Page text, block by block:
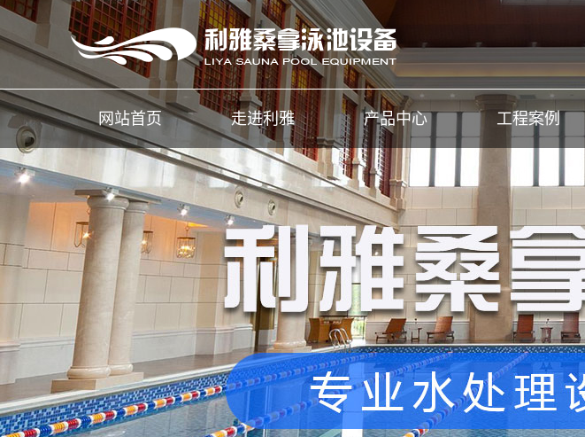
网站首页
走进利雅
公司简介
荣誉证书
工程案例
产品中心
桑拿设备
汗蒸设备
泳池设备
桑拿泳池设备
温泉洗浴设备
水处理设备
水处理药剂
热回收机组
工程案例
水处理工程
温泉洗浴工程
泳池戏水工程
部分工程案例